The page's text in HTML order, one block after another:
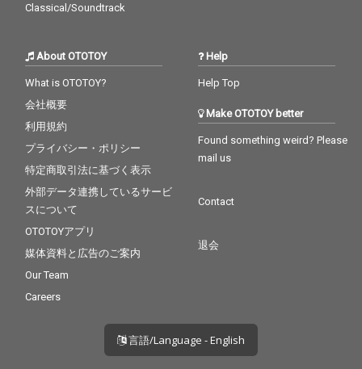
Classical/Soundtrack
About OTOTOY
What is OTOTOY?
会社概要
利用規約
プライバシー・ポリシー
特定商取引法に基づく表示
外部データ連携しているサービ
スについて
OTOTOYアプリ
媒体資料と広告のご案内
Our Team
Careers
Help
Help Top
Make OTOTOY better
Found something weird? Please
mail us
Contact
退会
言語/Language - English